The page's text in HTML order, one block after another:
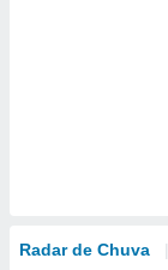
Radar de Chuva